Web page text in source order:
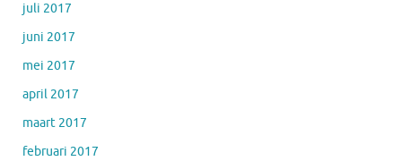
juli 2017
juni 2017
mei 2017
april 2017
maart 2017
februari 2017